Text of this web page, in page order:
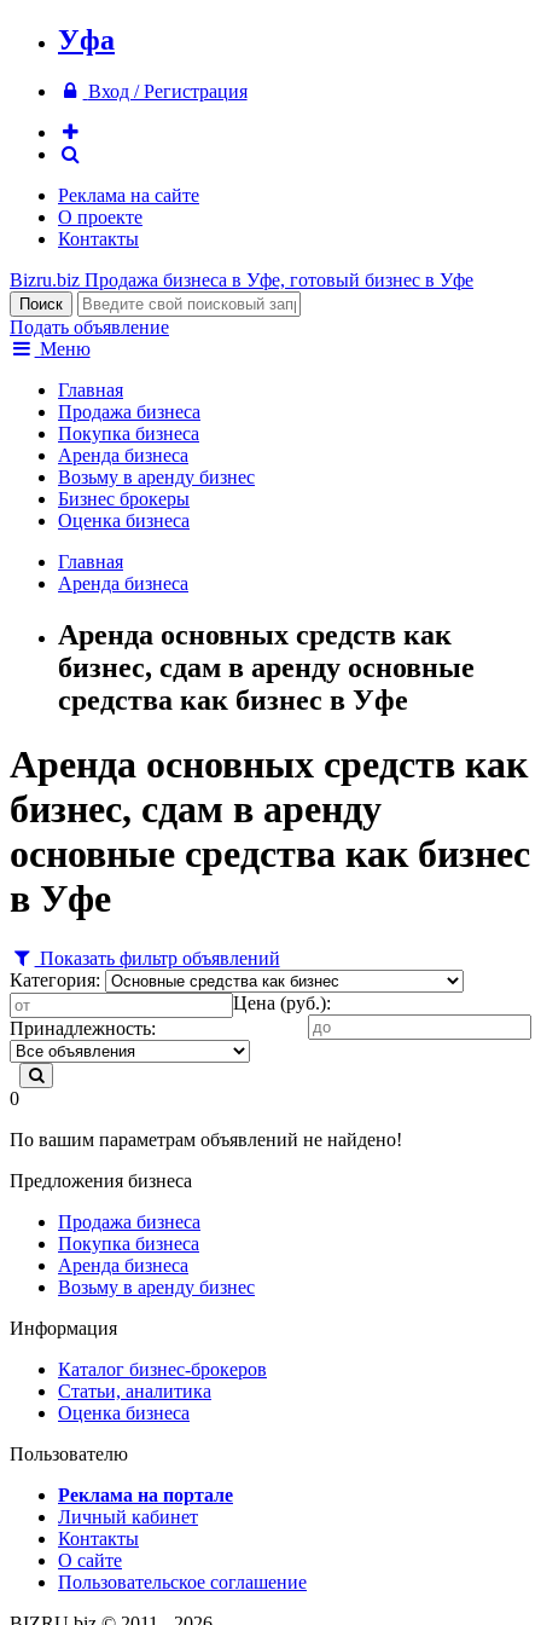
Уфа
Вход / Регистрация
Реклама на сайте
О проекте
Контакты
Bizru.biz Продажа бизнеса в Уфе, готовый бизнес в Уфе
Подать объявление
Меню
Главная
Продажа бизнеса
Покупка бизнеса
Аренда бизнеса
Возьму в аренду бизнес
Бизнес брокеры
Оценка бизнеса
Главная
Аренда бизнеса
Аренда основных средств как
бизнес, сдам в аренду основные
средства как бизнес в Уфе
Аренда основных средств как
бизнес, сдам в аренду
основные средства как бизнес
в Уфе
Показать фильтр объявлений
Категория:
Цена (руб.):
Принадлежность:
0
По вашим параметрам объявлений не найдено!
Предложения бизнеса
Продажа бизнеса
Покупка бизнеса
Аренда бизнеса
Возьму в аренду бизнес
Информация
Каталог бизнес-брокеров
Статьи, аналитика
Оценка бизнеса
Пользователю
Реклама на портале
Личный кабинет
Контакты
О сайте
Пользовательское соглашение